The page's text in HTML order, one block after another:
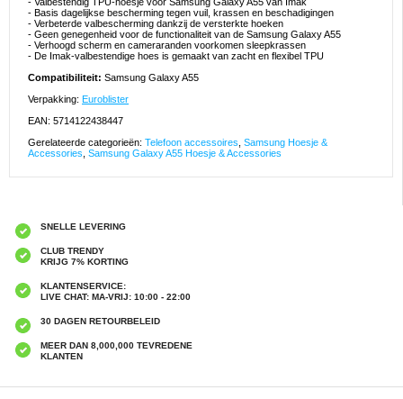
- Basis dagelijkse bescherming tegen vuil, krassen en beschadigingen
- Verbeterde valbescherming dankzij de versterkte hoeken
- Geen genegenheid voor de functionaliteit van de Samsung Galaxy A55
- Verhoogd scherm en cameraranden voorkomen sleepkrassen
- De Imak-valbestendige hoes is gemaakt van zacht en flexibel TPU
Compatibiliteit: Samsung Galaxy A55
Verpakking: Euroblister
EAN: 5714122438447
Gerelateerde categorieën: Telefoon accessoires Samsung Hoesje &
Accessories Samsung Galaxy A55 Hoesje & Accessories
SNELLE LEVERING
CLUB TRENDY
KRIJG 7% KORTING
KLANTENSERVICE:
LIVE CHAT: MA-VRIJ: 10:00 - 22:00
30 DAGEN RETOURBELEID
MEER DAN 8,000,000 TEVREDENE
KLANTEN